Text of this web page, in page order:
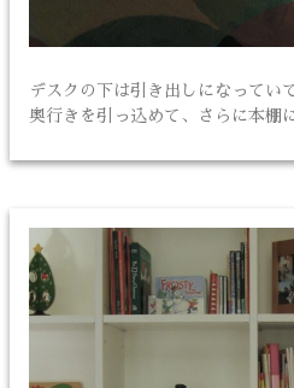
デスクの下は引き出しになってい
奥行きを引っ込めて、さらに本棚